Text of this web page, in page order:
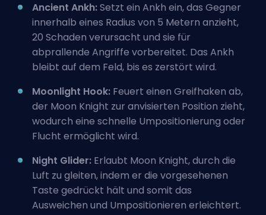
Ancient Ankh:Setzt ein Ankh ein, das Gegner
innerhalb eines Radius von 5 Metern anzieht,
20 Schaden verursacht und sie für
abprallende Angriffe vorbereitet. Das Ankh
bleibt auf dem Feld, bis es zerstört wird.
Moonlight Hook: Feuert einen Greifhaken ab,
der Moon Knight zur anvisierten Position zieht,
wodurch eine schnelle Umpositionierung oder
Flucht ermöglicht wird.
Night Glider: Erlaubt Moon Knight, durch die
Luft zu gleiten, indem er die vorgesehenen
Taste gedrückt hält und somit das
Ausweichen und Umpositionieren erleichtert.